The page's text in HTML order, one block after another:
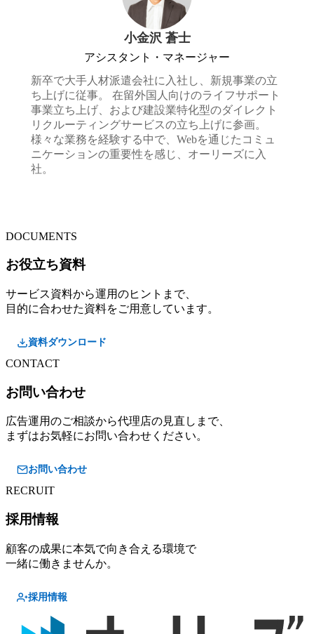
小金沢 蒼士
アシスタント・マネージャー
新卒で大手人材派遣会社に入社し、新規事業の立
ち上げに従事。 在留外国人向けのライフサポート
事業立ち上げ、および建設業特化型のダイレクト
リクルーティングサービスの立ち上げに参画。
様々な業務を経験する中で、Webを通じたコミュ
ニケーションの重要性を感じ、オーリーズに入
社。
DOCUMENTS
お役立ち資料
サービス資料から運用のヒントまで、
目的に合わせた資料をご用意しています。
資料ダウンロード
CONTACT
お問い合わせ
広告運用のご相談から代理店の見直しまで、
まずはお気軽にお問い合わせください。
お問い合わせ
RECRUIT
採用情報
顧客の成果に本気で向き合える環境で
一緒に働きませんか。
採用情報